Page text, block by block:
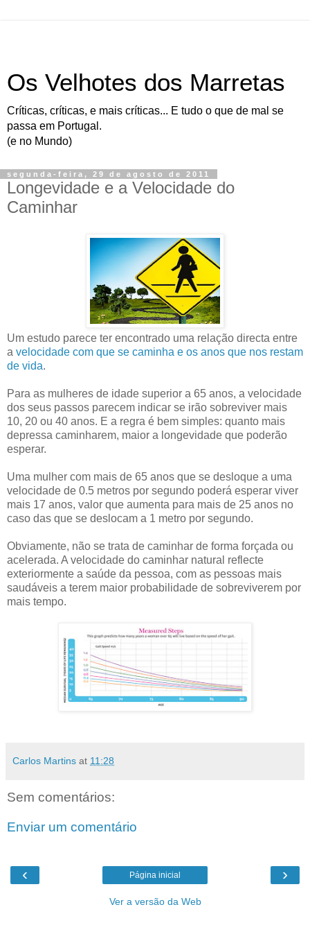
Os Velhotes dos Marretas
Críticas, críticas, e mais críticas... E tudo o que de mal se
passa em Portugal.
(e no Mundo)
segunda-feira, 29 de agosto de 2011
Longevidade e a Velocidade do
Caminhar
Um estudo parece ter encontrado uma relação directa entre
a velocidade com que se caminha e os anos que nos restam
de vida.
Para as mulheres de idade superior a 65 anos, a velocidade
dos seus passos parecem indicar se irão sobreviver mais
10, 20 ou 40 anos. E a regra é bem simples: quanto mais
depressa caminharem, maior a longevidade que poderão
esperar.
Uma mulher com mais de 65 anos que se desloque a uma
velocidade de 0.5 metros por segundo poderá esperar viver
mais 17 anos, valor que aumenta para mais de 25 anos no
caso das que se deslocam a 1 metro por segundo.
Obviamente, não se trata de caminhar de forma forçada ou
acelerada. A velocidade do caminhar natural reflecte
exteriormente a saúde da pessoa, com as pessoas mais
saudáveis a terem maior probabilidade de sobreviverem por
mais tempo.
Carlos Martins at 11:28
Sem comentários:
Enviar um comentário
‹ ›
Página inicial
Ver a versão da Web